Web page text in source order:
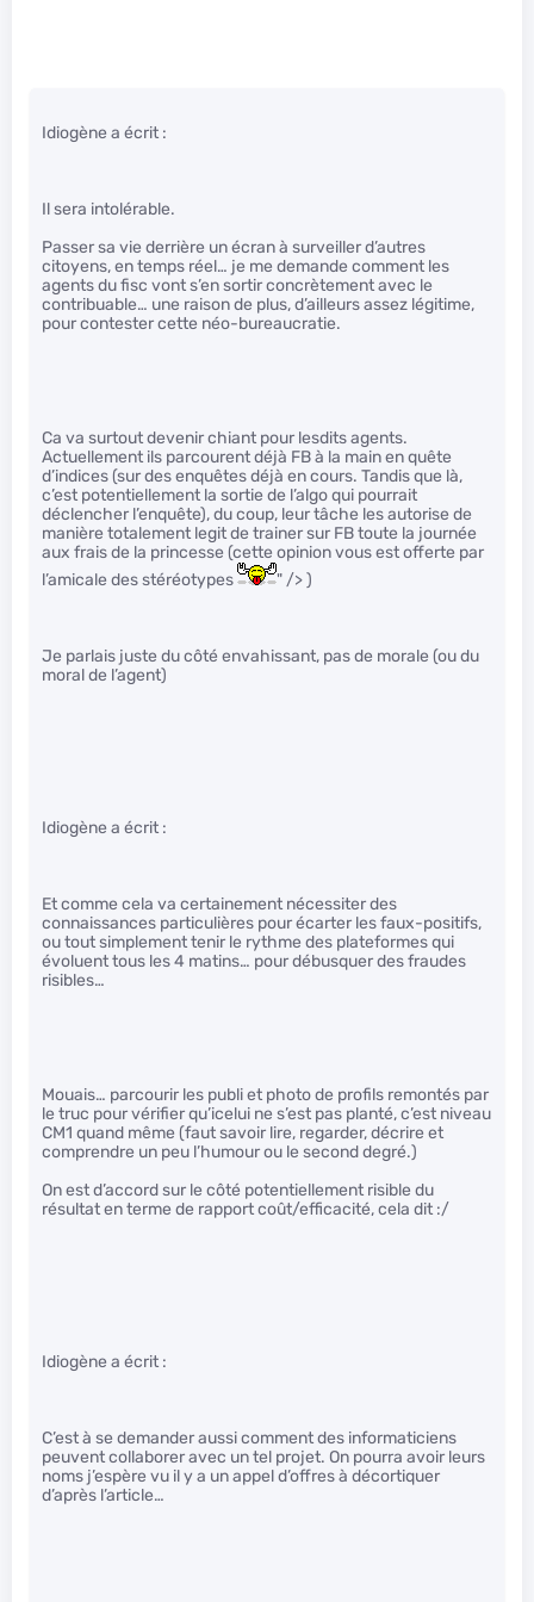
Idiogène a écrit :
Il sera intolérable.
Passer sa vie derrière un écran à surveiller d’autres
citoyens, en temps réel… je me demande comment les
agents du fisc vont s’en sortir concrètement avec le
contribuable… une raison de plus, d’ailleurs assez légitime,
pour contester cette néo-bureaucratie.
Ca va surtout devenir chiant pour lesdits agents.
Actuellement ils parcourent déjà FB à la main en quête
d’indices (sur des enquêtes déjà en cours. Tandis que là,
c’est potentiellement la sortie de l’algo qui pourrait
déclencher l’enquête), du coup, leur tâche les autorise de
manière totalement legit de trainer sur FB toute la journée
aux frais de la princesse (cette opinion vous est offerte par
l’amicale des stéréotypes
" /> )
Je parlais juste du côté envahissant, pas de morale (ou du
moral de l’agent)
Idiogène a écrit :
Et comme cela va certainement nécessiter des
connaissances particulières pour écarter les faux-positifs,
ou tout simplement tenir le rythme des plateformes qui
évoluent tous les 4 matins… pour débusquer des fraudes
risibles…
Mouais… parcourir les publi et photo de profils remontés par
le truc pour vérifier qu’icelui ne s’est pas planté, c’est niveau
CM1 quand même (faut savoir lire, regarder, décrire et
comprendre un peu l’humour ou le second degré.)
On est d’accord sur le côté potentiellement risible du
résultat en terme de rapport coût/efficacité, cela dit :/
Idiogène a écrit :
C’est à se demander aussi comment des informaticiens
peuvent collaborer avec un tel projet. On pourra avoir leurs
noms j’espère vu il y a un appel d’offres à décortiquer
d’après l’article…